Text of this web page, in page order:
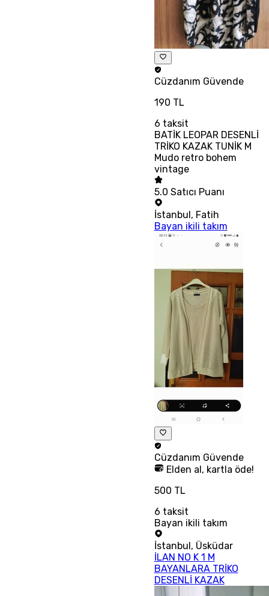
Cüzdanım Güvende
190 TL
6 taksit
BATİK LEOPAR DESENLİ
TRİKO KAZAK TUNİK M
Mudo retro bohem
vintage
5.0 Satıcı Puanı
İstanbul , Fatih
Bayan ikili takım
Cüzdanım Güvende
Elden al, kartla öde!
500 TL
6 taksit
Bayan ikili takım
İstanbul, Üsküdar
İLAN NO K 1 M
BAYANLARA TRİKO
DESENLİ KAZAK